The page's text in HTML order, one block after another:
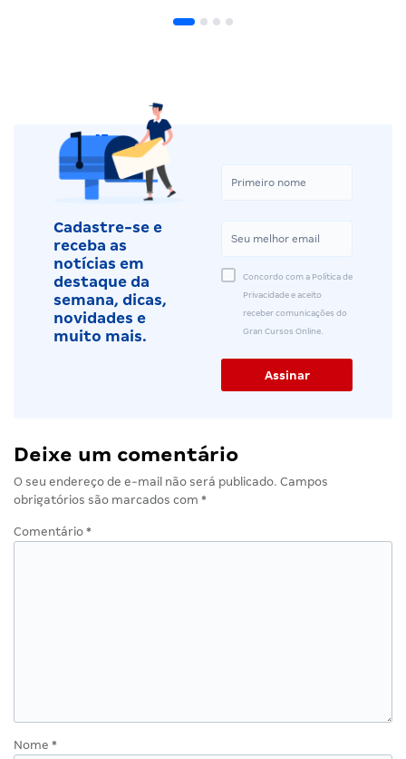
Cadastre-se e
receba as
notícias em
destaque da
semana, dicas,
novidades e
muito mais.
Concordo com a Política de
Privacidade e aceito
receber comunicações do
Gran Cursos Online.
Deixe um comentário
O seu endereço de e-mail não será publicado. Campos
obrigatórios são marcados com *
Comentário *
Nome *